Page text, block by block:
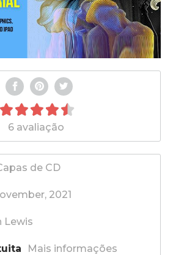
6 avaliação
de CD
2021
Lewis
Mais informações